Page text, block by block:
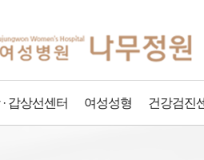
갑상선센터 여성성형 건강검진